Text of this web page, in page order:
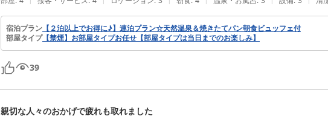
宿泊プラン 【２泊以上でお得に♪】連泊プラン☆天然温泉＆焼きたてパン朝食ビュッフェ付
部屋タイプ【禁煙】お部屋タイプお任せ【部屋タイプは当日までのお楽しみ】
39
親切な人々のおかげで疲れも取れました